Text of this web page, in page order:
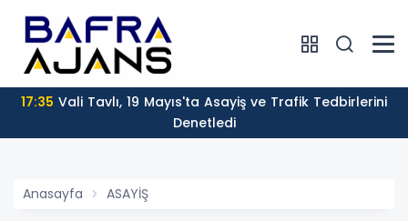
17:35
Denetledi
Anasayfa ASAYİŞ